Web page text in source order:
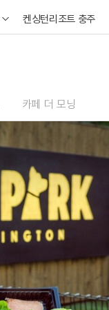
켄싱턴리조트 충주
카페 더 모닝